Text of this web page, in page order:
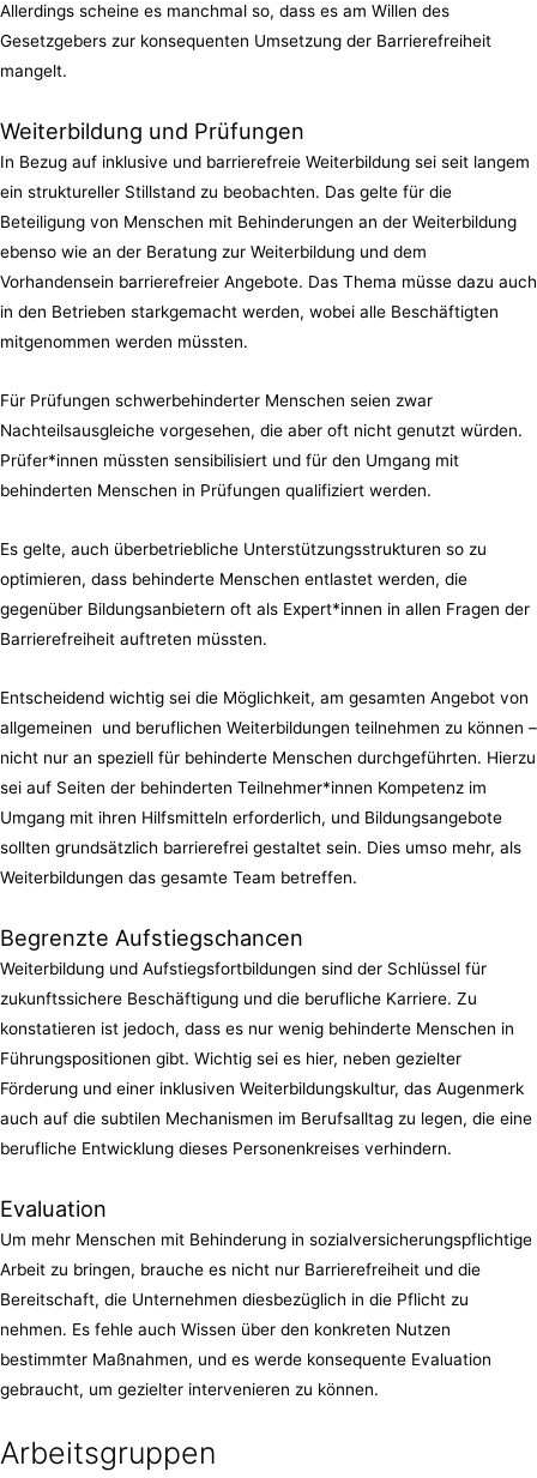
Allerdings scheine es manchmal so, dass es am Willen des
Gesetzgebers zur konsequenten Umsetzung der Barrierefreiheit
mangelt.
Weiterbildung und Prüfungen
In Bezug auf inklusive und barrierefreie Weiterbildung sei seit langem
ein struktureller Stillstand zu beobachten. Das gelte für die
Beteiligung von Menschen mit Behinderungen an der Weiterbildung
ebenso wie an der Beratung zur Weiterbildung und dem
Vorhandensein barrierefreier Angebote. Das Thema müsse dazu auch
in den Betrieben starkgemacht werden, wobei alle Beschäftigten
mitgenommen werden müssten.
Für Prüfungen schwerbehinderter Menschen seien zwar
Nachteilsausgleiche vorgesehen, die aber oft nicht genutzt würden.
Prüfer*innen müssten sensibilisiert und für den Umgang mit
behinderten Menschen in Prüfungen qualifiziert werden.
Es gelte, auch überbetriebliche Unterstützungsstrukturen so zu
optimieren, dass behinderte Menschen entlastet werden, die
gegenüber Bildungsanbietern oft als Expert*innen in allen Fragen der
Barrierefreiheit auftreten müssten.
Entscheidend wichtig sei die Möglichkeit, am gesamten Angebot von
allgemeinen und beruflichen Weiterbildungen teilnehmen zu können –
nicht nur an speziell für behinderte Menschen durchgeführten. Hierzu
sei auf Seiten der behinderten Teilnehmer*innen Kompetenz im
Umgang mit ihren Hilfsmitteln erforderlich, und Bildungsangebote
sollten grundsätzlich barrierefrei gestaltet sein. Dies umso mehr, als
Weiterbildungen das gesamte Team betreffen.
Begrenzte Aufstiegschancen
Weiterbildung und Aufstiegsfortbildungen sind der Schlüssel für
zukunftssichere Beschäftigung und die berufliche Karriere. Zu
konstatieren ist jedoch, dass es nur wenig behinderte Menschen in
Führungspositionen gibt. Wichtig sei es hier, neben gezielter
Förderung und einer inklusiven Weiterbildungskultur, das Augenmerk
auch auf die subtilen Mechanismen im Berufsalltag zu legen, die eine
berufliche Entwicklung dieses Personenkreises verhindern.
Evaluation
Um mehr Menschen mit Behinderung in sozialversicherungspflichtige
Arbeit zu bringen, brauche es nicht nur Barrierefreiheit und die
Bereitschaft, die Unternehmen diesbezüglich in die Pflicht zu
nehmen. Es fehle auch Wissen über den konkreten Nutzen
bestimmter Maßnahmen, und es werde konsequente Evaluation
gebraucht, um gezielter intervenieren zu können.
Arbeitsgruppen